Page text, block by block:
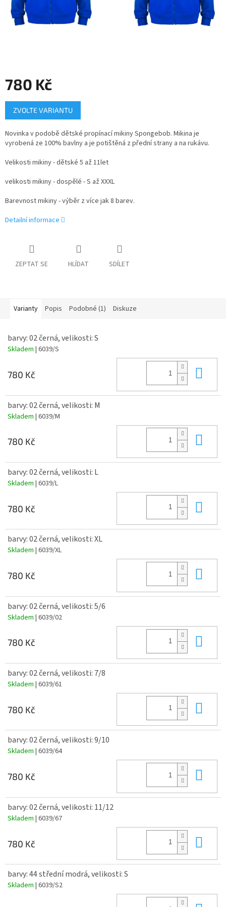
780 Kč
Měrná
cena:
ZVOLTE VARIANTU
Novinka v podobě dětské propínací mikiny Spongebob. Mikina je
vyrobená ze 100% bavlny a je potištěná z přední strany a na rukávu.
Velikosti mikiny - dětské 5 až 11let
velikosti mikiny - dospělé - S až XXXL
Barevnost mikiny - výběr z více jak 8 barev.
Detailní informace
ZEPTAT SE HLÍDAT SDÍLET
Varianty Popis Podobné (1) Diskuze
barvy: 02 černá, velikosti: S
Skladem | 6039/S
780 Kč
barvy: 02 černá, velikosti: M
Skladem | 6039/M
780 Kč
barvy: 02 černá, velikosti: L
Skladem | 6039/L
780 Kč
barvy: 02 černá, velikosti: XL
Skladem | 6039/XL
780 Kč
barvy: 02 černá, velikosti: 5/6
Skladem | 6039/02
780 Kč
barvy: 02 černá, velikosti: 7/8
Skladem | 6039/61
780 Kč
barvy: 02 černá, velikosti: 9/10
Skladem | 6039/64
780 Kč
barvy: 02 černá, velikosti: 11/12
Skladem | 6039/67
780 Kč
barvy: 44 střední modrá, velikosti: S
Skladem | 6039/S2